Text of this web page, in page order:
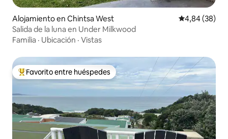
Alojamiento en Chintsa West Calificación
4,84 (38)
Salida de la luna en Under Milkwood
Familia · Ubicación · Vistas
Favorito entre los huéspedes más destacados
Favorito entre huéspedes